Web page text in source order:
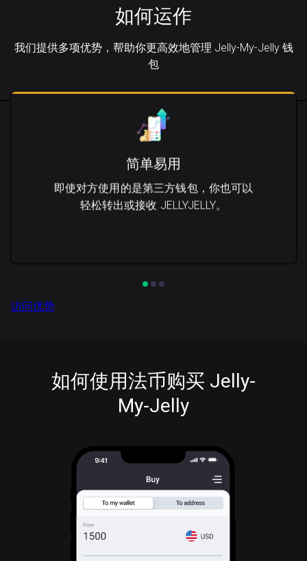
如何运作
我们提供多项优势，帮助你更高效地管理 Jelly-My-Jelly 钱
包
简单易用
即使对方使用的是第三方钱包，你也可以
轻松转出或接收 JELLYJELLY。
访问优势
如何使用法币购买 Jelly-
My-Jelly